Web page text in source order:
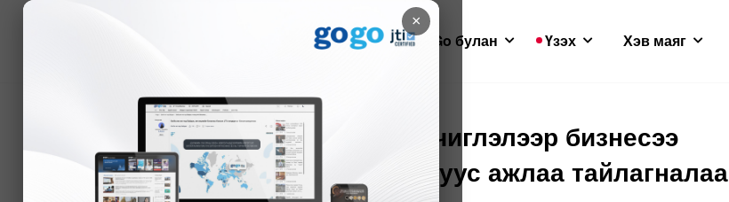
×
Мэдээ GoGo булан Үзэх Хэв маяг
Мэдээллийн технологийн чиглэлээр бизнесээ
эхлүүлсэн MonJa-гийн залуус ажлаа тайлагналаа